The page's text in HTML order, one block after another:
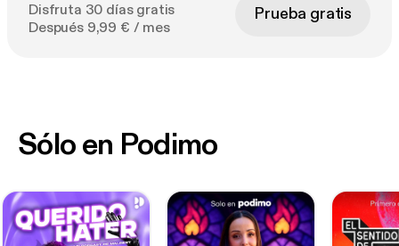
Disfruta 30 días gratis
Después 9,99 € / mes
Prueba gratis
Sólo en Podimo